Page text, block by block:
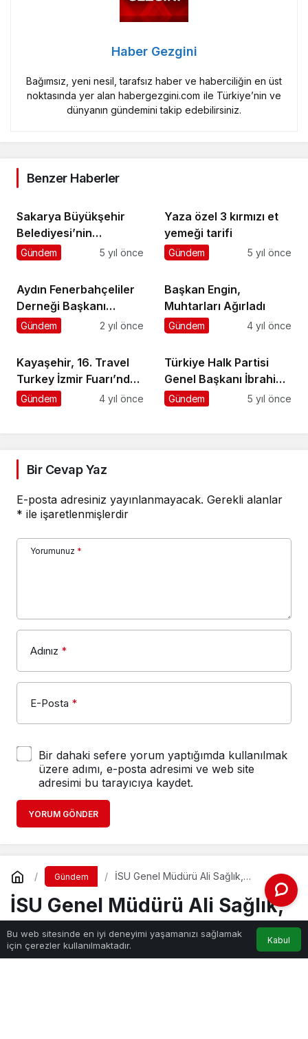
Haber Gezgini
Bağımsız, yeni nesil, tarafsız haber ve haberciliğin en üst
noktasında yer alan habergezgini.com ile Türkiye’nin ve
dünyanın gündemini takip edebilirsiniz.
Benzer Haberler
Sakarya Büyükşehir
Belediyesi’nin
kahraman itfaiyecileri
döndü
Gündem 5 yıl önce
Yaza özel 3 kırmızı et
yemeği tarifi
Gündem 5 yıl önce
Aydın Fenerbahçeliler
Derneği Başkanı
Hayrettin Dincil Aydın
Başkanı Özlem
Çerçioğlu’na nezaket
ziyaretinde bulundu
Gündem 2 yıl önce
Başkan Engin,
Muhtarları Ağırladı
Gündem 4 yıl önce
Kayaşehir, 16. Travel
Turkey İzmir Fuarı’nda
Tanıtılıyor
Gündem 4 yıl önce
Türkiye Halk Partisi
Genel Başkanı İbrahim
Er, Elmalı Davası ile ilgili
Gündem 5 yıl önce
Bir Cevap Yaz
E-posta adresiniz yayınlanmayacak. Gerekli alanlar
* ile işaretlenmişlerdir
Yorumunuz *
Adınız *
E-Posta *
Bir dahaki sefere yorum yaptığımda kullanılmak
üzere adımı, e-posta adresimi ve web site
adresimi bu tarayıcıya kaydet.
YORUM GÖNDER
Gündem
İSU Genel Müdürü Ali Sağlık,
Olağanüstü Kuraklık Dışında Kocaeli’de
Su Problemimiz Yok
İSU Genel Müdürü Ali Sağlık,
Olağanüstü Kuraklık Dışında
Kocaeli’de Su Problemimiz
Bu web sitesinde en iyi deneyimi yaşamanızı sağlamak
için çerezler kullanılmaktadır.
Kabul